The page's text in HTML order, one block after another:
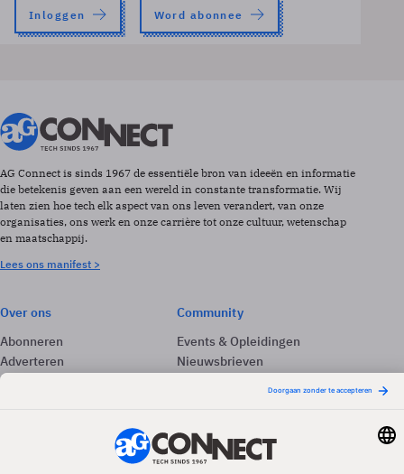
Inloggen Word abonnee
AG Connect is sinds 1967 de essentiële bron van ideeën en informatie
die betekenis geven aan een wereld in constante transformatie. Wij
laten zien hoe tech elk aspect van ons leven verandert, van onze
organisaties, ons werk en onze carrière tot onze cultuur, wetenschap
en maatschappij.
Lees ons manifest >
Over ons
Abonneren
Adverteren
Contact
Community
Events & Opleidingen
Nieuwsbrieven